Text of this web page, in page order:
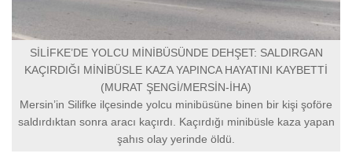
SİLİFKE’DE YOLCU MİNİBÜSÜNDE DEHŞET: SALDIRGAN
KAÇIRDIĞI MİNİBÜSLE KAZA YAPINCA HAYATINI KAYBETTİ
(MURAT ŞENGİ/MERSİN-İHA)
Mersin’in Silifke ilçesinde yolcu minibüsüne binen bir kişi şoföre
saldırdıktan sonra aracı kaçırdı. Kaçırdığı minibüsle kaza yapan
şahıs olay yerinde öldü.